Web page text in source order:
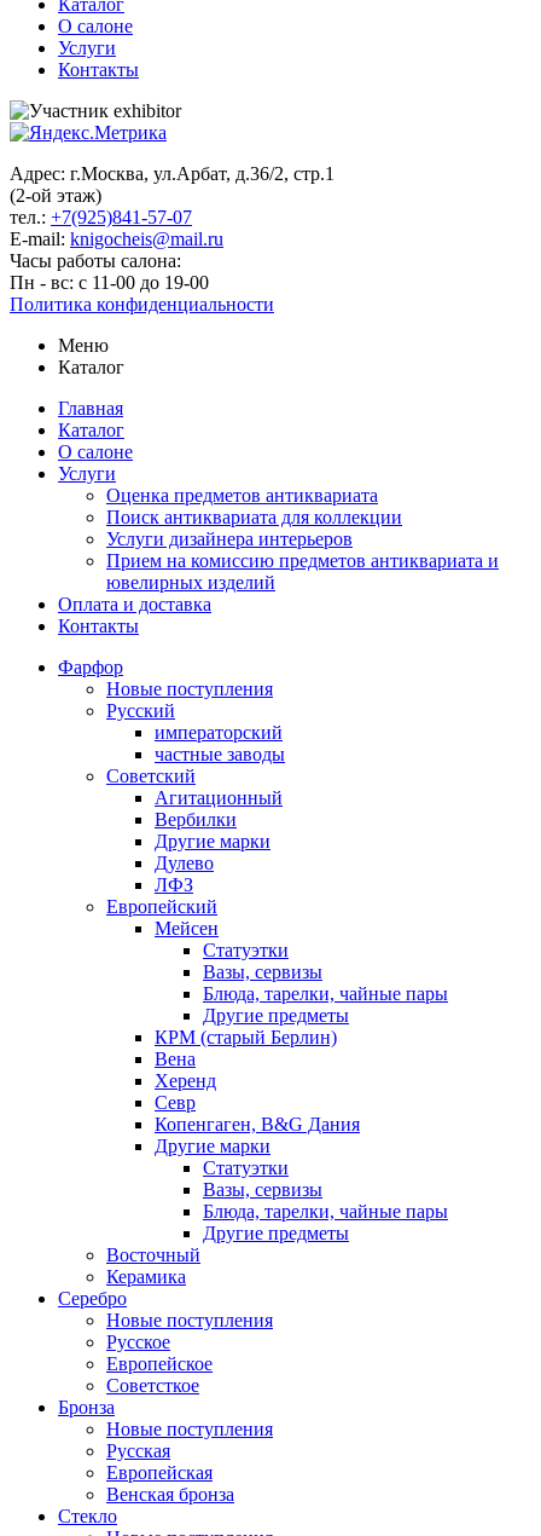
Каталог
О салоне
Услуги
Контакты
Адрес: г.Москва, ул.Арбат, д.36/2, стр.1
(2-ой этаж)
тел.: +7(925)841-57-07
E-mail: knigocheis@mail.ru
Часы работы салона:
Пн - вс: с 11-00 до 19-00
Политика конфиденциальности
Меню
Каталог
Главная
Каталог
О салоне
Услуги
Оценка предметов антиквариата
Поиск антиквариата для коллекции
Услуги дизайнера интерьеров
Прием на комиссию предметов антиквариата и
ювелирных изделий
Оплата и доставка
Контакты
Фарфор
Новые поступления
Русский
императорский
частные заводы
Советский
Агитационный
Вербилки
Другие марки
Дулево
ЛФЗ
Европейский
Мейсен
Статуэтки
Вазы, сервизы
Блюда, тарелки, чайные пары
Другие предметы
КРМ (старый Берлин)
Вена
Херенд
Севр
Копенгаген, B&G Дания
Другие марки
Статуэтки
Вазы, сервизы
Блюда, тарелки, чайные пары
Другие предметы
Восточный
Керамика
Серебро
Новые поступления
Русское
Европейское
Советсткое
Бронза
Новые поступления
Русская
Европейская
Венская бронза
Стекло